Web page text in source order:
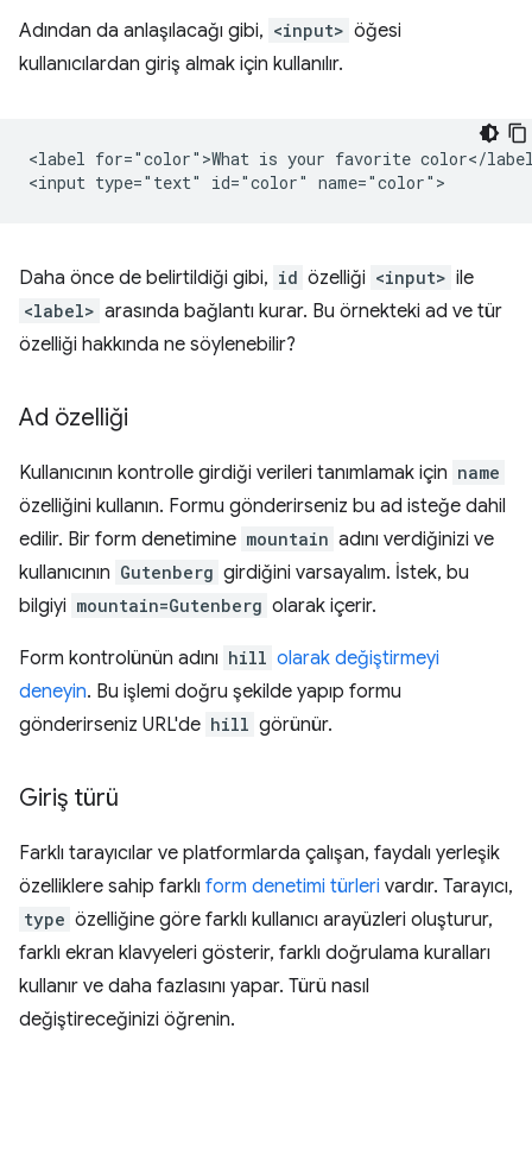
Adından da anlaşılacağı gibi, <input> öğesi
kullanıcılardan giriş almak için kullanılır.
<label for="color">What is your favorite color</
Daha önce de belirtildiği gibi, id özelliği <input> ile
<label> arasında bağlantı kurar. Bu örnekteki ad ve tür
özelliği hakkında ne söylenebilir?
Ad özelliği
Kullanıcının kontrolle girdiği verileri tanımlamak için name
özelliğini kullanın. Formu gönderirseniz bu ad isteğe dahil
edilir. Bir form denetimine mountain adını verdiğinizi ve
kullanıcının Gutenberg girdiğini varsayalım. İstek, bu
bilgiyi mountain=Gutenberg olarak içerir.
Form kontrolünün adını hill olarak değiştirmeyi
deneyin. Bu işlemi doğru şekilde yapıp formu
gönderirseniz URL'de hill görünür.
Giriş türü
Farklı tarayıcılar ve platformlarda çalışan, faydalı yerleşik
özelliklere sahip farklı form denetimi türleri vardır. Tarayıcı,
type özelliğine göre farklı kullanıcı arayüzleri oluşturur,
farklı ekran klavyeleri gösterir, farklı doğrulama kuralları
kullanır ve daha fazlasını yapar. Türü nasıl
değiştireceğinizi öğrenin.